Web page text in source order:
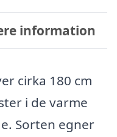
information
cirka 180 cm
i de varme
Sorten egner